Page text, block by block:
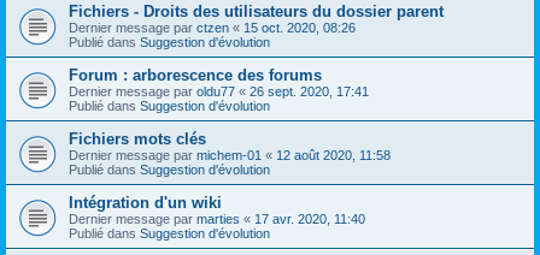
Fichiers - Droits des utilisateurs du dossier parent
Dernier message par ctzen « 15 oct. 2020, 08:26
Publié dans Suggestion d'évolution
Forum : arborescence des forums
Dernier message par oldu77 « 26 sept. 2020, 17:41
Publié dans Suggestion d'évolution
Fichiers mots clés
Dernier message par michem-01 « 12 août 2020, 11:58
Publié dans Suggestion d'évolution
Intégration d'un wiki
Dernier message par marties « 17 avr. 2020, 11:40
Publié dans Suggestion d'évolution